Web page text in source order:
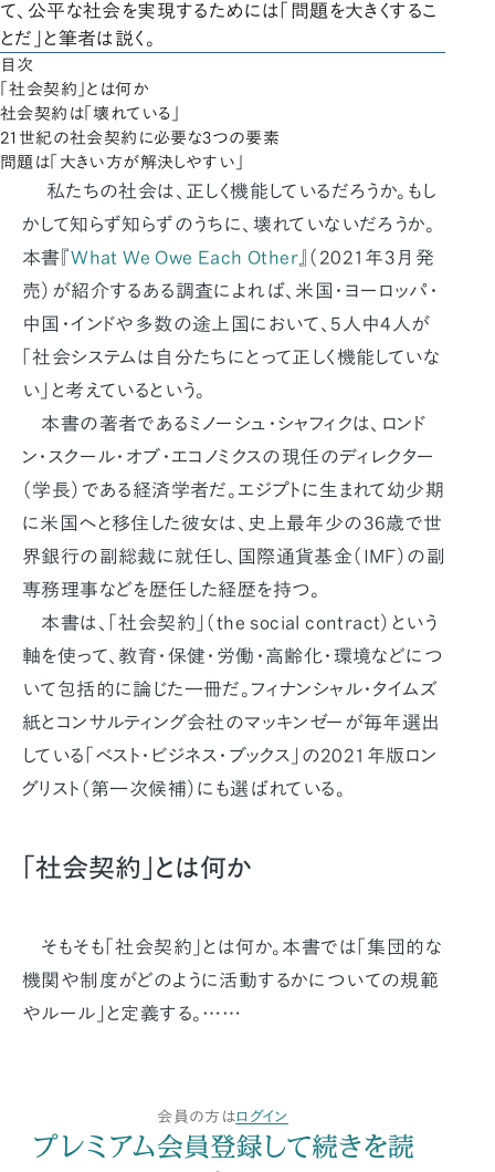
て、公平な社会を実現するためには「問題を大きくするこ
とだ」と筆者は説く。
目次
「社会契約」とは何か
社会契約は「壊れている」
21世紀の社会契約に必要な3つの要素
問題は「大きい方が解決しやすい」
私たちの社会は、正しく機能しているだろうか。もし
かして知らず知らずのうちに、壊れていないだろうか。
本書『What We Owe Each Other 』（2021年3月発
売）が紹介するある調査によれば、米国・ヨーロッパ・
中国・インドや多数の途上国において、5人中4人が
「社会システムは自分たちにとって正しく機能していな
い」と考えているという。
本書の著者であるミノーシュ・シャフィクは、ロンド
ン・スクール・オブ・エコノミクスの現任のディレクター
（学長）である経済学者だ。エジプトに生まれて幼少期
に米国へと移住した彼女は、史上最年少の36歳で世
界銀行の副総裁に就任し、国際通貨基金（IMF）の副
専務理事などを歴任した経歴を持つ。
本書は、「社会契約」（the social contract）という
軸を使って、教育・保健・労働・高齢化・環境などにつ
いて包括的に論じた一冊だ。フィナンシャル・タイムズ
紙とコンサルティング会社のマッキンゼーが毎年選出
している「ベスト・ビジネス・ブックス」の2021年版ロン
グリスト（第一次候補）にも選ばれている。
「社会契約」とは何か
そもそも「社会契約」とは何か。本書では「集団的な
機関や制度がどのように活動するかについての規範
やルール」と定義する。……
会員の方はログイン
プレミアム会員登録して続きを読